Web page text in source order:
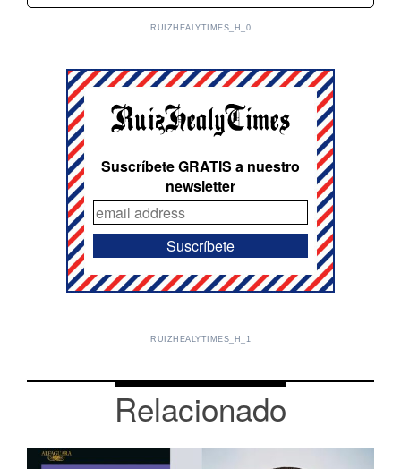
RUIZHEALYTIMES_H_0
Suscríbete GRATIS a nuestro
newsletter
RUIZHEALYTIMES_H_1
Relacionado